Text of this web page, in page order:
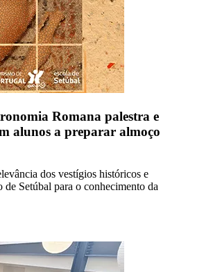
Romana palestra e
alunos a preparar almoço
dos vestígios históricos e
de Setúbal para o conhecimento da